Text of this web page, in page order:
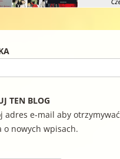
TEN BLOG
adres e-mail aby otrzymywać
o nowych wpisach.